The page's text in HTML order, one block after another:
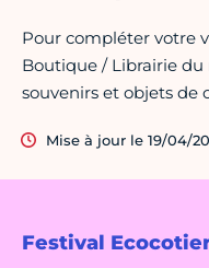
Festival
Pour compléter votre
Boutique / Librairie du
souvenirs et objets de
Mise à jour le 19/04/